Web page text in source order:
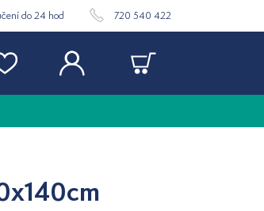
do 24 hod 720 540 422